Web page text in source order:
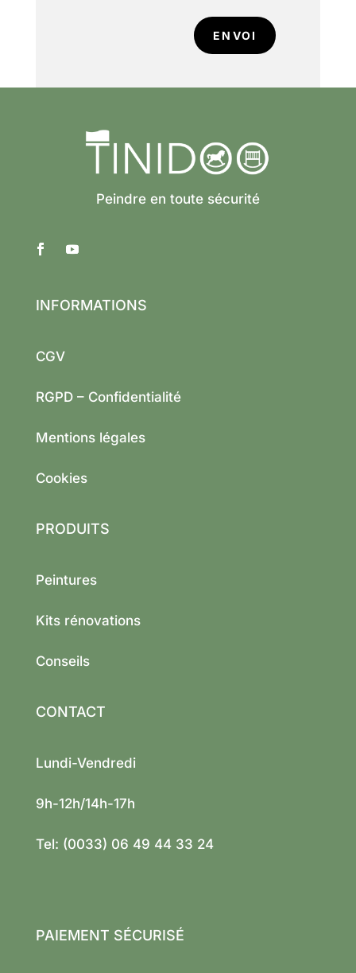
ENVOI
Peindre en toute sécurité
INFORMATIONS
CGV
RGPD – Confidentialité
Mentions légales
Cookies
PRODUITS
Peintures
Kits rénovations
Conseils
CONTACT
Lundi-Vendredi
9h-12h/14h-17h
Tel: (0033) 06 49 44 33 24
PAIEMENT SÉCURISÉ